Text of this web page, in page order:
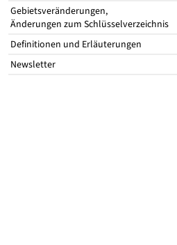
Gebietsveränderungen,
Änderungen zum Schlüsselverzeichnis
Definitionen und Erläuterungen
Newsletter